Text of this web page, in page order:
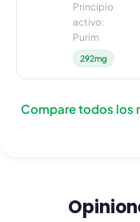
Principio
activo:
Purim
292mg
Compare todos los